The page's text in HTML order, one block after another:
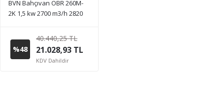
BVN Bahçıvan OBR 260M-
2K 1,5 kw 2700 m3/h 2820
Emişli Radyal Fan Öne
%48
40.440,25 TL
21.028,93 TL
KDV Dahildir